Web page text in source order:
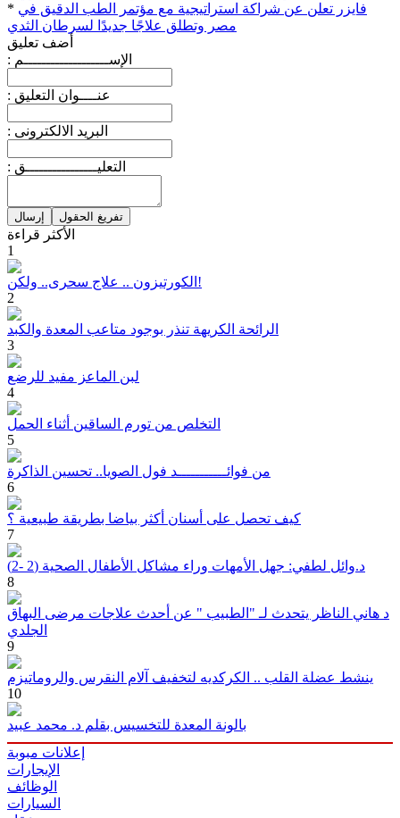
* فايزر تعلن عن شراكة استراتيجية مع مؤتمر الطب الدقيق في
مصر وتطلق علاجًا جديدًا لسرطان الثدي
أضف تعليق
: الإســـــــــــــــــــم
: عنــــوان التعليق
: البريد الالكترونى
: التعليــــــــــــــــق
الأكثر قراءة
1
الكورتيزون .. علاج سحرى.. ولكن!
2
الرائحة الكريهة تنذر بوجود متاعب المعدة والكبد
3
لبن الماعز مفيد للرضع
4
التخلص من تورم الساقين أثناء الحمل
5
من فوائـــــــــــد فول الصويا.. تحسين الذاكرة
6
كيف تحصل على أسنان أكثر بياضا بطريقة طبيعية ؟
7
د.وائل لطفي: جهل الأمهات وراء مشاكل الأطفال الصحية (2 -2)
8
د هاني الناظر يتحدث لـ "الطبيب " عن أحدث علاجات مرضى البهاق
الجلدي
9
ينشط عضلة القلب .. الكركديه لتخفيف آلام النقرس والروماتيزم
10
بالونة المعدة للتخسيس بقلم د. محمد عبيد
إعلانات مبوبة
الإيجارات
الوظائف
السيارات